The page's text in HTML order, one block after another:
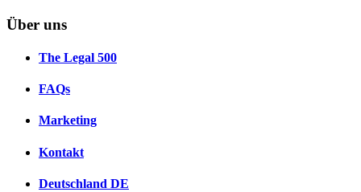
Über uns
The Legal 500
FAQs
Marketing
Kontakt
Deutschland DE